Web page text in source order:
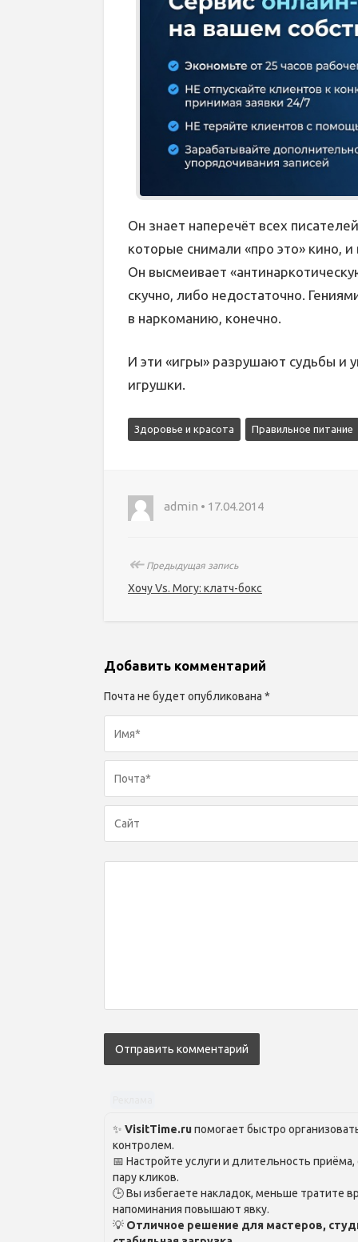
Он знает наперечёт всех
которые снимали «про это» кино,
Он высмеивает
скучно, либо недостаточно.
в наркоманию, конечно.
И эти «игры» разрушают судьбы и
игрушки.
Здоровье и красота Правильное питание
admin • 17.04.2014
↞Предыдущая запись
Хочу Vs. Могу: клатч-бокс
Добавить комментарий
Почта не будет опубликована *
✨ VisitTime.ruпомогает быстро
контролем.
📅 Настройте услуги и длительность
пару кликов.
🕒 Вы избегаете накладок, меньше тратите
напоминания повышают явку.
💡 Отличное решение для мастеров,